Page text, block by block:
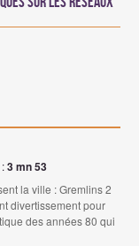
3 mn 53
la ville : Gremlins 2
divertissement pour
des années 80 qui